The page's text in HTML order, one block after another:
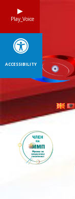
Play_Voice
ACCESSIBILITY